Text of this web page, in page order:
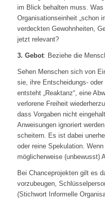
im Blick behalten muss.
Organisationseinheit „schon
verdeckten Gewohnheiten,
jetzt relevant?
3. Gebot: Beziehe die
Sehen Menschen sich von
sie, ihre Entscheidungs- oder
entsteht „Reaktanz“, eine
verlorene Freiheit
dass Vorgaben nicht
Anweisungen ignoriert
scheitern. Es ist dabei
oder reine Spekulation.
möglicherweise (unbewusst)
Bei Chanceprojekten gilt es
vorzubeugen,
(Stichwort Informelle